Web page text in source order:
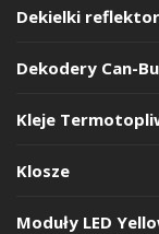
Dekielki
Dekodery Can-
Kleje
Klosze
Moduły LED